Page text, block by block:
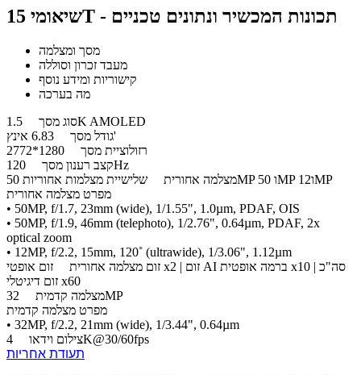
שיאומי 15T - תכונות המכשיר ונתונים טכניים
מסך ומצלמה
מעבד זכרון וסוללה
קישוריות ומידע נוסף
מה בערכה
סוג מסך1.5K AMOLED
גודל מסך6.83 אינץ'
רזולוציית מסך
קצב רענון מסך120Hz
מצלמה אחורית
שלישיית מצלמות אחוריות 50MP ו 50MP ו12MP
מפרט מצלמה אחורית
• 50MP, f/1.7, 23mm (wide), 1/1.55", 1.0µm, PDAF, OIS
• 50MP, f/1.9, 46mm (telephoto), 1/2.76", 0.64µm, PDAF, 2x
optical zoom
• 12MP, f/2.2, 15mm, 120˚ (ultrawide), 1/3.06", 1.12µm
זום מצלמה אחורית זום אופטי x2 | זום AI ברמה אופטית x10 | סה"כ
זום דיגיטלי x60
מצלמה קדמית32MP
מפרט מצלמה קדמית
• 32MP, f/2.2, 21mm (wide), 1/3.44", 0.64µm
צילום וידאו4K@30/60fps
תעודת אחריות